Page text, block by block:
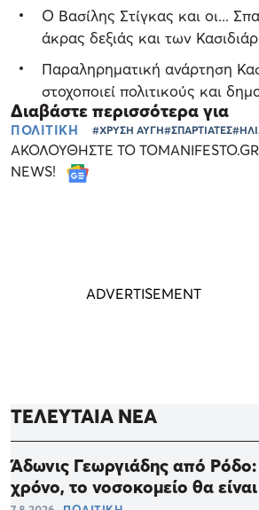
Ο Βασίλης Στίγκας και οι...
άκρας δεξιάς και των
Παραληρηματική ανάρτηση
στοχοποιεί πολιτικούς και
Διαβάστε περισσότερα για
ΠΟΛΙΤΙΚΗ #ΧΡΥΣΗ ΑΥΓΗ#ΣΠΑΡΤΙΑΤΕΣ
ΑΚΟΛΟΥΘΗΣΤΕ ΤΟ
NEWS!
ΤΕΛΕΥΤΑΙΑ ΝΕΑ
Άδωνις Γεωργιάδης από Ρόδο:
χρόνο, το νοσοκομείο θα